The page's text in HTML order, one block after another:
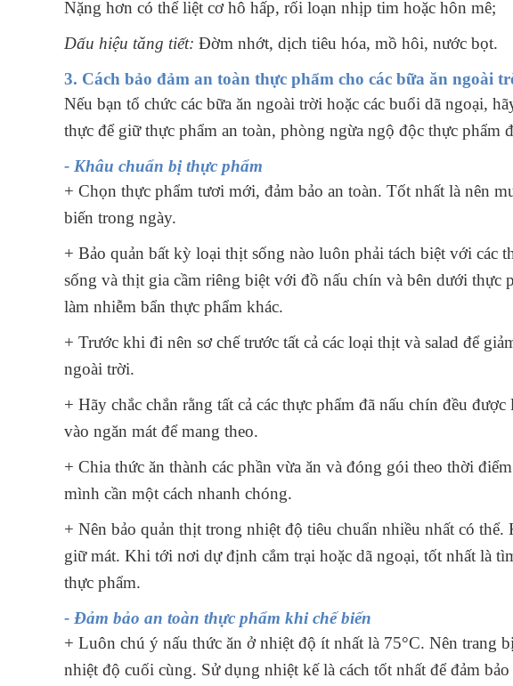
Nặng hơn có thể liệt cơ hô hấp, rối loạn nhịp tim hoặc hôn mê;
Dấu hiệu tăng tiết: Đờm nhớt, dịch tiêu hóa, mồ hôi, nước bọt.
3. Cách bảo đảm an toàn thực phẩm cho các bữa ăn ngoài
Nếu bạn tổ chức các bữa ăn ngoài trời hoặc các buổi dã ngoại,
thực để giữ thực phẩm an toàn, phòng ngừa ngộ độc thực phẩm
- Khâu chuẩn bị thực phẩm
+ Chọn thực phẩm tươi mới, đảm bảo an toàn. Tốt nhất là nên
biến trong ngày.
+ Bảo quản bất kỳ loại thịt sống nào luôn phải tách biệt với các
sống và thịt gia cầm riêng biệt với đồ nấu chín và bên dưới thực
làm nhiễm bẩn thực phẩm khác.
+ Trước khi đi nên sơ chế trước tất cả các loại thịt và salad để
ngoài trời.
+ Hãy chắc chắn rằng tất cả các thực phẩm đã nấu chín đều
vào ngăn mát để mang theo.
+ Chia thức ăn thành các phần vừa ăn và đóng gói theo thời
mình cần một cách nhanh chóng.
+ Nên bảo quản thịt trong nhiệt độ tiêu chuẩn nhiều nhất có
giữ mát. Khi tới nơi dự định cắm trại hoặc dã ngoại, tốt nhất là
thực phẩm.
- Đảm bảo an toàn thực phẩm khi chế biến
+ Luôn chú ý nấu thức ăn ở nhiệt độ ít nhất là 75°C. Nên trang
nhiệt độ cuối cùng. Sử dụng nhiệt kế là cách tốt nhất để đảm